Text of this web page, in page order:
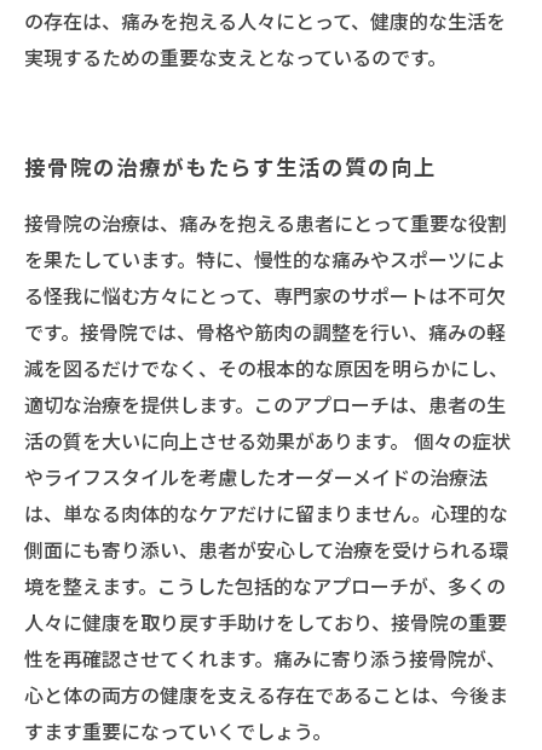
の存在は、痛みを抱える人々にとって、健康的な生活を
実現するための重要な支えとなっているのです。
接骨院の治療がもたらす生活の質の向上
接骨院の治療は、痛みを抱える患者にとって重要な役割
を果たしています。特に、慢性的な痛みやスポーツによ
る怪我に悩む方々にとって、専門家のサポートは不可欠
です。接骨院では、骨格や筋肉の調整を行い、痛みの軽
減を図るだけでなく、その根本的な原因を明らかにし、
適切な治療を提供します。このアプローチは、患者の生
活の質を大いに向上させる効果があります。 個々の症状
やライフスタイルを考慮したオーダーメイドの治療法
は、単なる肉体的なケアだけに留まりません。心理的な
側面にも寄り添い、患者が安心して治療を受けられる環
境を整えます。こうした包括的なアプローチが、多くの
人々に健康を取り戻す手助けをしており、接骨院の重要
性を再確認させてくれます。痛みに寄り添う接骨院が、
心と体の両方の健康を支える存在であることは、今後ま
すます重要になっていくでしょう。